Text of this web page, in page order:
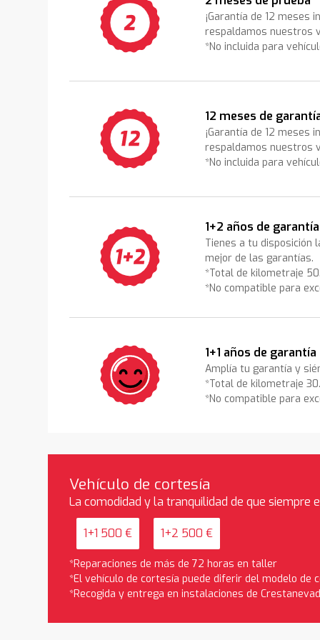
¡Garantía de 12 meses
respaldamos nuestros
*No incluida para
12 meses de
¡Garantía de 12 meses
respaldamos nuestros
*No incluida para
1+2 años de garantía
Tienes a tu disposición
mejor de las garantías.
*Total de kilometraje
*No compatible para
1+1 años de garantía
Amplía tu garantía y
*Total de kilometraje
*No compatible para
Vehículo de cortesía
La comodidad y la tranquilidad de que siempre
1+1 500 € 1+2 500 €
*Reparaciones de más de 72 horas en taller
*El vehículo de cortesía puede diferir del modelo de
*Recogida y entrega en instalaciones de